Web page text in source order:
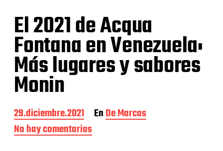
El 2021 de Acqua
Fontana en Venezuela:
Más lugares y sabores
Monin
F
e
c
29.diciembre.2021 EnDe Marcas
No hay comentariose
n